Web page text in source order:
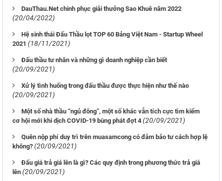
DauThau.Net chinh phục giải thưởng Sao Khuê năm 2022
(20/04/2022)
Hệ sinh thái Đấu Thầu lọt TOP 60 Bảng Việt Nam - Startup Wheel
2021 (18/11/2021)
Đấu thầu tư nhân và những gì doanh nghiệp cần biết
(20/09/2021)
Xử lý tình huống trong đấu thầu được thực hiện như thế nào
(20/09/2021)
Một số nhà thầu “ngủ đông”, một số khác vẫn tích cực tìm kiếm
cơ hội mới khi dịch COVID-19 bùng phát đợt 4 (20/09/2021)
Quên nộp phí duy trì trên muasamcong có đảm bảo tư cách hợp lệ
không? (20/09/2021)
Đấu giá trả giá lên là gì? Các quy định trong phương thức trả giá
lên (20/09/2021)